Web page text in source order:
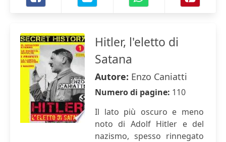
Hitler, l'eletto di
Satana
Autore: Enzo Caniatti
Numero di pagine: 110
Il lato più oscuro e meno
noto di Adolf Hitler e del
nazismo, spesso rinnegato